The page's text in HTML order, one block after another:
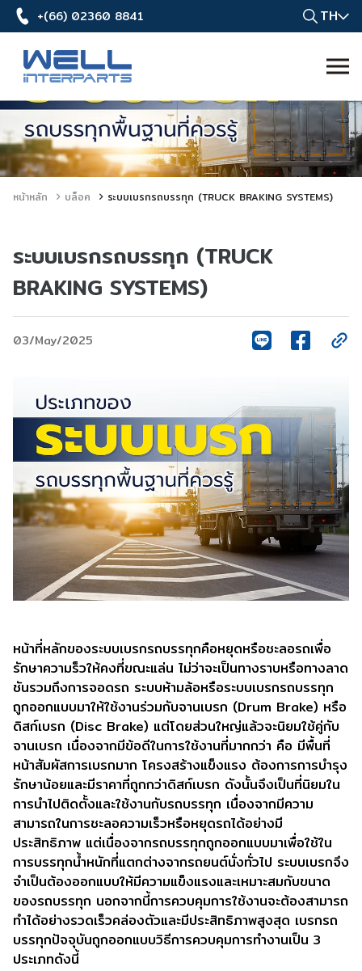
+(66) 02360 8841 TH
หน้าหลัก บล็อค ระบบเบรกรถบรรทุก (TRUCK BRAKING SYSTEMS)
ระบบเบรกรถบรรทุก (TRUCK
BRAKING SYSTEMS)
03/May/2025
หน้าที่หลักของระบบเบรกรถบรรทุกคือหยุดหรือชะลอรถเพื่อ
รักษาความร็วให้คงที่ขณะแล่น ไม่ว่าจะเป็นทางราบหรือทางลาด
ชันรวมถึงการจอดรถ ระบบห้ามล้อหรือระบบเบรกรถบรรทุก
ถูกออกแบบมาให้ใช้งานร่วมกับจานเบรก (Drum Brake) หรือ
ดิสก์เบรก (Disc Brake) แต่โดยส่วนใหญ่แล้วจะนิยมใช้คู่กับ
จานเบรก เนื่องจากมีข้อดีในการใช้งานที่มากกว่า คือ มีพื้นที่
หน้าสัมผัสการเบรกมาก โครงสร้างแข็งแรง ต้องการการบำรุง
รักษาน้อยและมีราคาที่ถูกกว่าดิสก์เบรก ดังนั้นจึงเป็นที่นิยมใน
การนำไปติดตั้งและใช้งานกับรถบรรทุก เนื่องจากมีความ
สามารถในการชะลอความเร็วหรือหยุดรถได้อย่างมี
ประสิทธิภาพ แต่เนื่องจากรถบรรทุกถูกออกแบบมาเพื่อใช้ใน
การบรรทุกน้ำหนักที่แตกต่างจากรถยนต์นั่งทั่วไป ระบบเบรกจึง
จำเป็นต้องออกแบบให้มีความแข็งแรงและเหมาะสมกับขนาด
ของรถบรรทุก นอกจากนี้การควบคุมการใช้งานจะต้องสามารถ
ทำได้อย่างรวดเร็วคล่องตัวและมีประสิทธิภาพสูงสุด เบรกรถ
บรรทุกปัจจุบันถูกออกแบบวิธีการควบคุมการทำงานเป็น 3
ประเภทดังนี้